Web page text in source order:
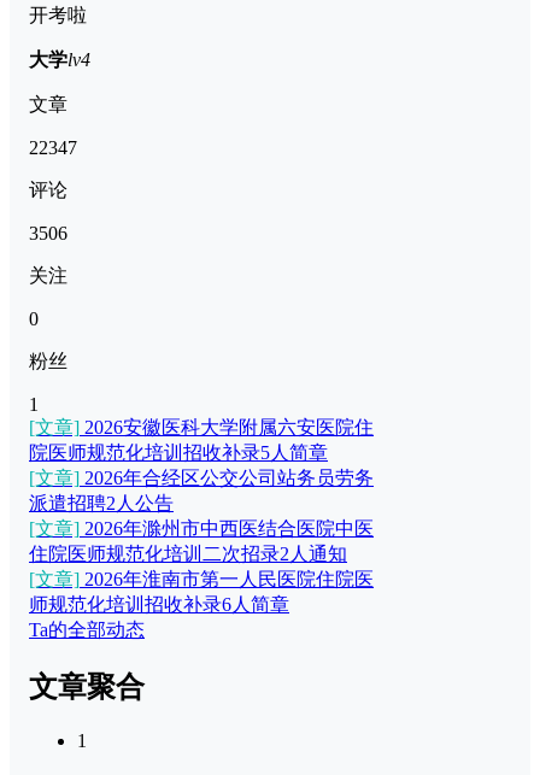
开考啦
大学lv4
文章
22347
评论
3506
关注
0
粉丝
1
[文章] 2026安徽医科大学附属六安医院住
院医师规范化培训招收补录5人简章
[文章] 2026年合经区公交公司站务员劳务
派遣招聘2人公告
[文章] 2026年滁州市中西医结合医院中医
住院医师规范化培训二次招录2人通知
[文章] 2026年淮南市第一人民医院住院医
师规范化培训招收补录6人简章
Ta的全部动态
文章聚合
1